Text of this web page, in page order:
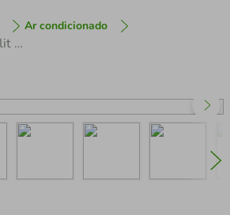
Ar condicionado
Ar-Condicionado Split Hi Wall Inverter Eco 30.000 BTUs Quente/Frio PAC30QC - Philco